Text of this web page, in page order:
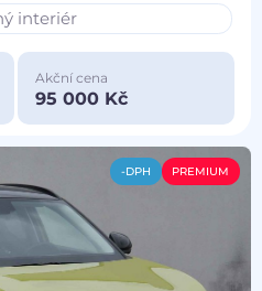
interiér
Akční cena
95 000 Kč
-DPH PREMIUM